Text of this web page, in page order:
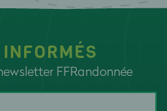
FFRandonnée